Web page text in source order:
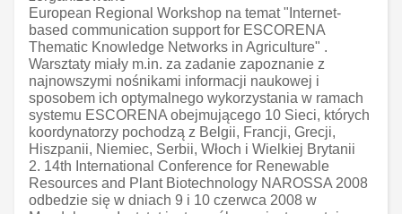
European Regional Workshop na temat "Internet-
based communication support for ESCORENA
Thematic Knowledge Networks in Agriculture" .
Warsztaty miały m.in. za zadanie zapoznanie z
najnowszymi nośnikami informacji naukowej i
sposobem ich optymalnego wykorzystania w ramach
systemu ESCORENA obejmującego 10 Sieci, których
koordynatorzy pochodzą z Belgii, Francji, Grecji,
Hiszpanii, Niemiec, Serbii, Włoch i Wielkiej Brytanii
2. 14th International Conference for Renewable
Resources and Plant Biotechnology NAROSSA 2008
odbedzie się w dniach 9 i 10 czerwca 2008 w